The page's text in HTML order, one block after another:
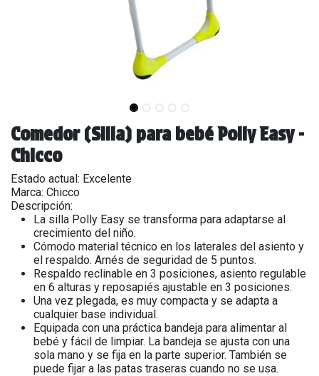
Comedor (Silla) para bebé Polly Easy -
Chicco
Estado actual: Excelente
Marca: Chicco
Descripción:
La silla Polly Easy se transforma para adaptarse al
crecimiento del niño.
Cómodo material técnico en los laterales del asiento y
el respaldo. Arnés de seguridad de 5 puntos.
Respaldo reclinable en 3 posiciones, asiento regulable
en 6 alturas y reposapiés ajustable en 3 posiciones.
Una vez plegada, es muy compacta y se adapta a
cualquier base individual.
Equipada con una práctica bandeja para alimentar al
bebé y fácil de limpiar. La bandeja se ajusta con una
sola mano y se fija en la parte superior. También se
puede fijar a las patas traseras cuando no se usa.